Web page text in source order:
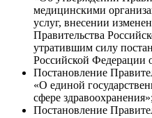
медицинскими
услуг, внесении
Правительства
утратившим силу
Российской Федерации
Постановление
«О единой
сфере здравоохранения»;
Постановление